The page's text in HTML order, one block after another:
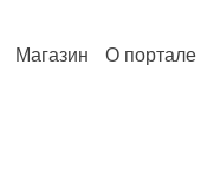
Магазин О портале